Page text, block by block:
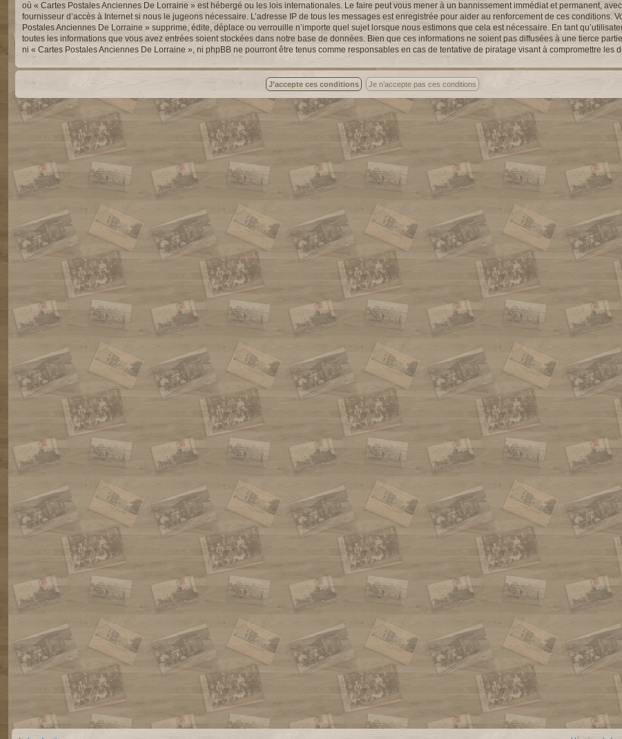
où « Cartes Postales Anciennes De Lorraine » est hébergé ou les lois internationales. Le faire peut vous mener à un bannissement immédiat et permanent,
fournisseur d’accès à Internet si nous le jugeons nécessaire. L’adresse IP de tous les messages est enregistrée pour aider au renforcement de ces conditions.
Postales Anciennes De Lorraine » supprime, édite, déplace ou verrouille n’importe quel sujet lorsque nous estimons que cela est nécessaire. En tant
toutes les informations que vous avez entrées soient stockées dans notre base de données. Bien que ces informations ne soient pas diffusées à une tierce
ni « Cartes Postales Anciennes De Lorraine », ni phpBB ne pourront être tenus comme responsables en cas de tentative de piratage visant à compromettre les